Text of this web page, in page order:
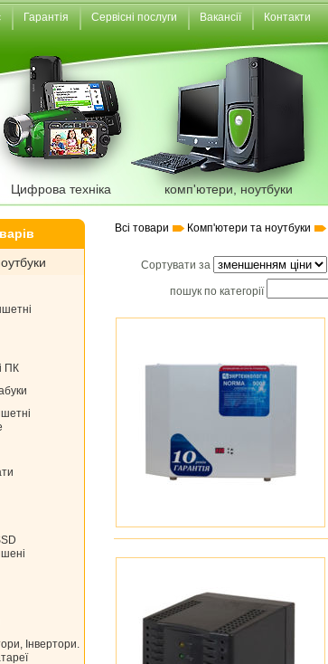
Гарантія Сервісні послуги Вакансії Контакти
Цифрова техніка комп'ютери, ноутбуки
ПК
Інвертори.
Всі товари Комп'ютери та ноутбуки
Сортувати за
пошук по категорії